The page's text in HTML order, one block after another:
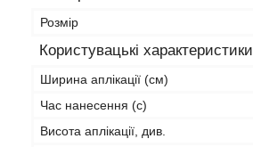
Розмір
Користувацькі характеристики
Ширина аплікації (см)
Час нанесення (с)
Висота аплікації, див.